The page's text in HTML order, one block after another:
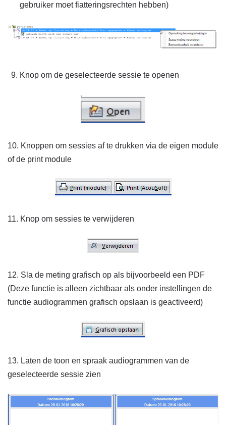
gebruiker moet fiatteringsrechten hebben)
Knop om de geselecteerde sessie te openen
10. Knoppen om sessies af te drukken via de eigen module
of de print module
11. Knop om sessies te verwijderen
12. Sla de meting grafisch op als bijvoorbeeld een PDF
(Deze functie is alleen zichtbaar als onder instellingen de
functie audiogrammen grafisch opslaan is geactiveerd)
13. Laten de toon en spraak audiogrammen van de
geselecteerde sessie zien